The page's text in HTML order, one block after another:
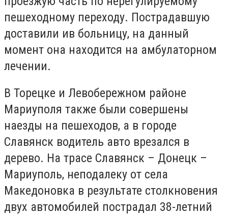
пешеходному переходу. Пострадавшую
доставили ив больницу, на данный
момент она находится на амбулаторном
лечении.
В Торецке и Левобережном районе
Мариуполя также были совершены
наезды на пешеходов, а в городе
Славянск водитель авто врезался в
дерево. На трасе Славянск – Донецк –
Мариуполь, неподалеку от села
Македоновка в результате столкновения
двух автомобилей пострадал 38-летний